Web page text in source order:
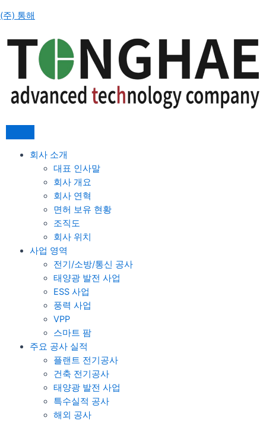
텐
로
(주) 통해
회사 소개
대표 인사말
회사 개요
회사 연혁
면허 보유 현황
조직도
회사 위치
사업 영역
전기/소방/통신 공사
태양광 발전 사업
ESS 사업
풍력 사업
VPP
스마트 팜
주요 공사 실적
플랜트 전기공사
건축 전기공사
태양광 발전 사업
특수실적 공사
해외 공사